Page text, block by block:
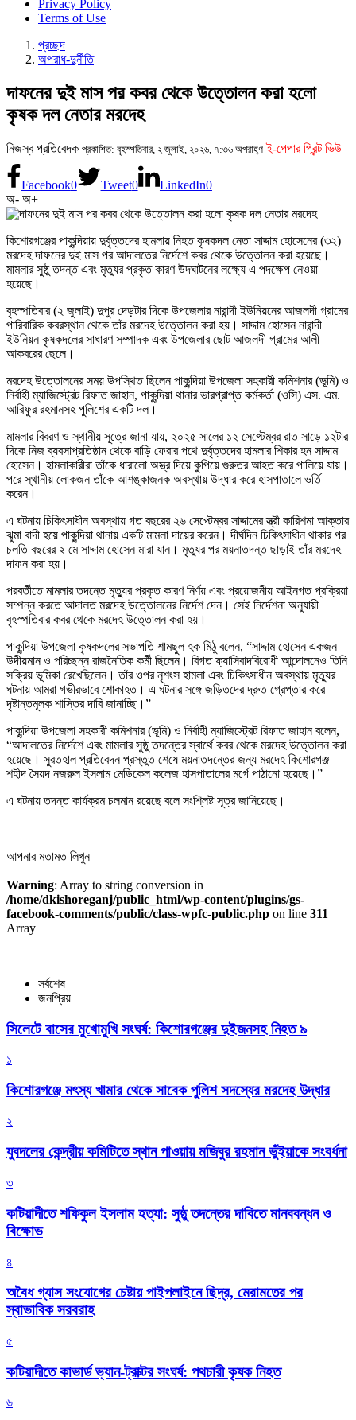
Privacy Policy
Terms of Use
প্রচ্ছদ
অপরাধ-দুর্নীতি
দাফনের দুই মাস পর কবর থেকে উত্তোলন করা হলো
কৃষক দল নেতার মরদেহ
নিজস্ব প্রতিবেদক প্রকাশিত: বৃহস্পতিবার, ২ জুলাই, ২০২৬, ৭:৩৬ অপরাহ্ণ ই-পেপার প্রিন্ট ভিউ
Facebook0 Tweet0 LinkedIn0
অ- অ+
কিশোরগঞ্জের পাকুন্দিয়ায় দুর্বৃত্তদের হামলায় নিহত কৃষকদল নেতা সাদ্দাম হোসেনের (৩২)
মরদেহ দাফনের দুই মাস পর আদালতের নির্দেশে কবর থেকে উত্তোলন করা হয়েছে।
মামলার সুষ্ঠু তদন্ত এবং মৃত্যুর প্রকৃত কারণ উদঘাটনের লক্ষ্যে এ পদক্ষেপ নেওয়া
হয়েছে।
বৃহস্পতিবার (২ জুলাই) দুপুর দেড়টার দিকে উপজেলার নারান্দী ইউনিয়নের আজলদী গ্রামের
পারিবারিক কবরস্থান থেকে তাঁর মরদেহ উত্তোলন করা হয়। সাদ্দাম হোসেন নারান্দী
ইউনিয়ন কৃষকদলের সাধারণ সম্পাদক এবং উপজেলার ছোট আজলদী গ্রামের আলী
আকবরের ছেলে।
মরদেহ উত্তোলনের সময় উপস্থিত ছিলেন পাকুন্দিয়া উপজেলা সহকারী কমিশনার (ভূমি) ও
নির্বাহী ম্যাজিস্ট্রেট রিফাত জাহান, পাকুন্দিয়া থানার ভারপ্রাপ্ত কর্মকর্তা (ওসি) এস. এম.
আরিফুর রহমানসহ পুলিশের একটি দল।
মামলার বিবরণ ও স্থানীয় সূত্রে জানা যায়, ২০২৫ সালের ১২ সেপ্টেম্বর রাত সাড়ে ১২টার
দিকে নিজ ব্যবসাপ্রতিষ্ঠান থেকে বাড়ি ফেরার পথে দুর্বৃত্তদের হামলার শিকার হন সাদ্দাম
হোসেন। হামলাকারীরা তাঁকে ধারালো অস্ত্র দিয়ে কুপিয়ে গুরুতর আহত করে পালিয়ে যায়।
পরে স্থানীয় লোকজন তাঁকে আশঙ্কাজনক অবস্থায় উদ্ধার করে হাসপাতালে ভর্তি
করেন।
এ ঘটনায় চিকিৎসাধীন অবস্থায় গত বছরের ২৬ সেপ্টেম্বর সাদ্দামের স্ত্রী কারিশমা আক্তার
ঝুমা বাদী হয়ে পাকুন্দিয়া থানায় একটি মামলা দায়ের করেন। দীর্ঘদিন চিকিৎসাধীন থাকার পর
চলতি বছরের ২ মে সাদ্দাম হোসেন মারা যান। মৃত্যুর পর ময়নাতদন্ত ছাড়াই তাঁর মরদেহ
দাফন করা হয়।
পরবর্তীতে মামলার তদন্তে মৃত্যুর প্রকৃত কারণ নির্ণয় এবং প্রয়োজনীয় আইনগত প্রক্রিয়া
সম্পন্ন করতে আদালত মরদেহ উত্তোলনের নির্দেশ দেন। সেই নির্দেশনা অনুযায়ী
বৃহস্পতিবার কবর থেকে মরদেহ উত্তোলন করা হয়।
পাকুন্দিয়া উপজেলা কৃষকদলের সভাপতি শামছুল হক মিঠু বলেন, “সাদ্দাম হোসেন একজন
উদীয়মান ও পরিচ্ছন্ন রাজনৈতিক কর্মী ছিলেন। বিগত ফ্যাসিবাদবিরোধী আন্দোলনেও তিনি
সক্রিয় ভূমিকা রেখেছিলেন। তাঁর ওপর নৃশংস হামলা এবং চিকিৎসাধীন অবস্থায় মৃত্যুর
ঘটনায় আমরা গভীরভাবে শোকাহত। এ ঘটনার সঙ্গে জড়িতদের দ্রুত গ্রেপ্তার করে
দৃষ্টান্তমূলক শাস্তির দাবি জানাচ্ছি।”
পাকুন্দিয়া উপজেলা সহকারী কমিশনার (ভূমি) ও নির্বাহী ম্যাজিস্ট্রেট রিফাত জাহান বলেন,
“আদালতের নির্দেশে এবং মামলার সুষ্ঠু তদন্তের স্বার্থে কবর থেকে মরদেহ উত্তোলন করা
হয়েছে। সুরতহাল প্রতিবেদন প্রস্তুত শেষে ময়নাতদন্তের জন্য মরদেহ কিশোরগঞ্জ
শহীদ সৈয়দ নজরুল ইসলাম মেডিকেল কলেজ হাসপাতালের মর্গে পাঠানো হয়েছে।”
এ ঘটনায় তদন্ত কার্যক্রম চলমান রয়েছে বলে সংশ্লিষ্ট সূত্র জানিয়েছে।
আপনার মতামত লিখুন
Warning: Array to string conversion in
/home/dkishoreganj/public_html/wp-content/plugins/gs-
facebook-comments/public/class-wpfc-public.php on line 311
Array
সর্বশেষ
জনপ্রিয়
সিলেটে বাসের মুখোমুখি সংঘর্ষ: কিশোরগঞ্জের দুইজনসহ নিহত ৯
১
কিশোরগঞ্জে মৎস্য খামার থেকে সাবেক পুলিশ সদস্যের মরদেহ উদ্ধার
২
যুবদলের কেন্দ্রীয় কমিটিতে স্থান পাওয়ায় মজিবুর রহমান ভুঁইয়াকে সংবর্ধনা
৩
কটিয়াদীতে শফিকুল ইসলাম হত্যা: সুষ্ঠু তদন্তের দাবিতে মানববন্ধন ও
বিক্ষোভ
৪
অবৈধ গ্যাস সংযোগের চেষ্টায় পাইপলাইনে ছিদ্র, মেরামতের পর
স্বাভাবিক সরবরাহ
৫
কটিয়াদীতে কাভার্ড ভ্যান-ট্রাক্টর সংঘর্ষ: পথচারী কৃষক নিহত
৬